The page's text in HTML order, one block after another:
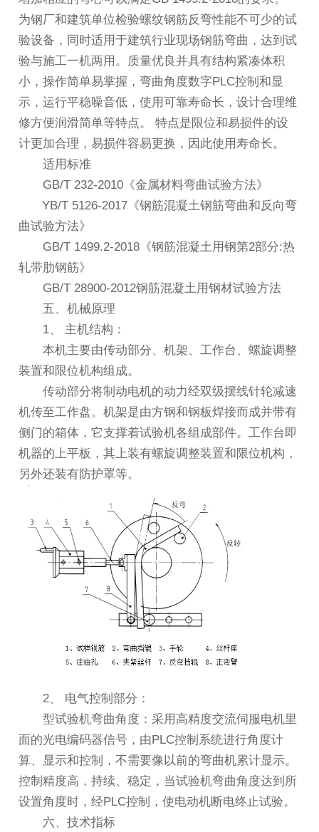
为钢厂和建筑单位检验螺纹钢筋反弯性能不可少的试
验设备，同时适用于建筑行业现场钢筋弯曲，达到试
验与施工一机两用。质量优良并具有结构紧凑体积
小，操作简单易掌握，弯曲角度数字PLC控制和显
示，运行平稳噪音低，使用可靠寿命长，设计合理维
修方便润滑简单等特点。 特点是限位和易损件的设
计更加合理，易损件容易更换，因此使用寿命长。
适用标准
GB/T 232-2010《金属材料弯曲试验方法》
YB/T 5126-2017《钢筋混凝土钢筋弯曲和反向弯
曲试验方法》
GB/T 1499.2-2018《钢筋混凝土用钢第2部分:热
轧带肋钢筋》
GB/T 28900-2012钢筋混凝土用钢材试验方法
五、机械原理
1、 主机结构：
本机主要由传动部分、机架、工作台、螺旋调整
装置和限位机构组成。
传动部分将制动电机的动力经双级摆线针轮减速
机传至工作盘。机架是由方钢和钢板焊接而成并带有
侧门的箱体，它支撑着试验机各组成部件。工作台即
机器的上平板，其上装有螺旋调整装置和限位机构，
另外还装有防护罩等。
2、 电气控制部分：
型试验机弯曲角度：采用高精度交流伺服电机里
面的光电编码器信号，由PLC控制系统进行角度计
算、显示和控制，不需要像以前的弯曲机累计显示。
控制精度高，持续、稳定，当试验机弯曲角度达到所
设置角度时，经PLC控制，使电动机断电终止试验。
六、技术指标